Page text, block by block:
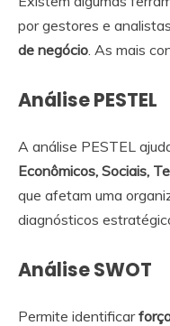
por gestores e
de negócio. As mais
Análise PESTEL
A análise PESTEL
Econômicos, Sociais,
que afetam uma
diagnósticos
Análise SWOT
Permite identificar